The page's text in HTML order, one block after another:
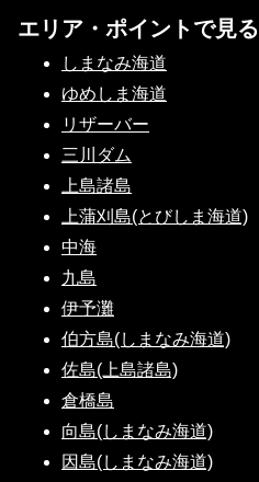
エリア・ポイントで見る
しまなみ海道
ゆめしま海道
リザーバー
三川ダム
上島諸島
上蒲刈島(とびしま海道)
中海
九島
伊予灘
伯方島(しまなみ海道)
佐島(上島諸島)
倉橋島
向島(しまなみ海道)
因島(しまなみ海道)